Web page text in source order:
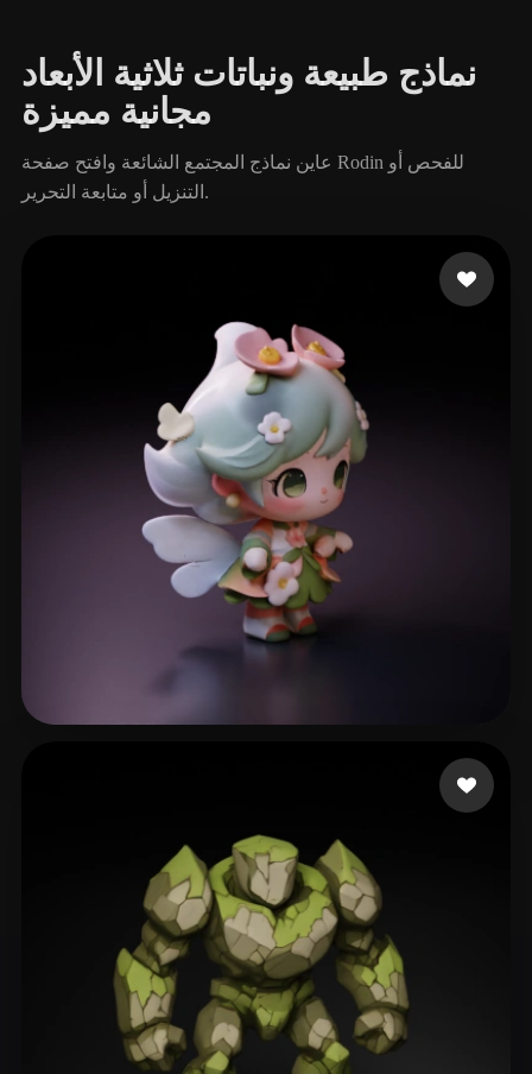
نماذج طبيعة ونباتات ثلاثية الأبعاد
مجانية مميزة
عاين نماذج المجتمع الشائعة وافتح صفحة Rodin للفحص أو
التنزيل أو متابعة التحرير.